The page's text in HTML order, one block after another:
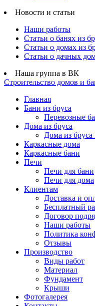
Новости и статьи
Наши работы
Статьи о банях из
Статьи о домах из
Статьи о дачных
Наша группа в ВК
Строительство домов и
Главная
Бани из бруса
Перевозные
Дома из бруса
Дома из бруса
Каркасные дома
Каркасные бани
Печи
Печи для бани
Печи для дома
Клиентам
Доставка и
Бесплатный
Договор
Наши работы
Политика
Отзывы
Производство
Виды работ
Материал
Фундамент
Крыши
Фотогалерея